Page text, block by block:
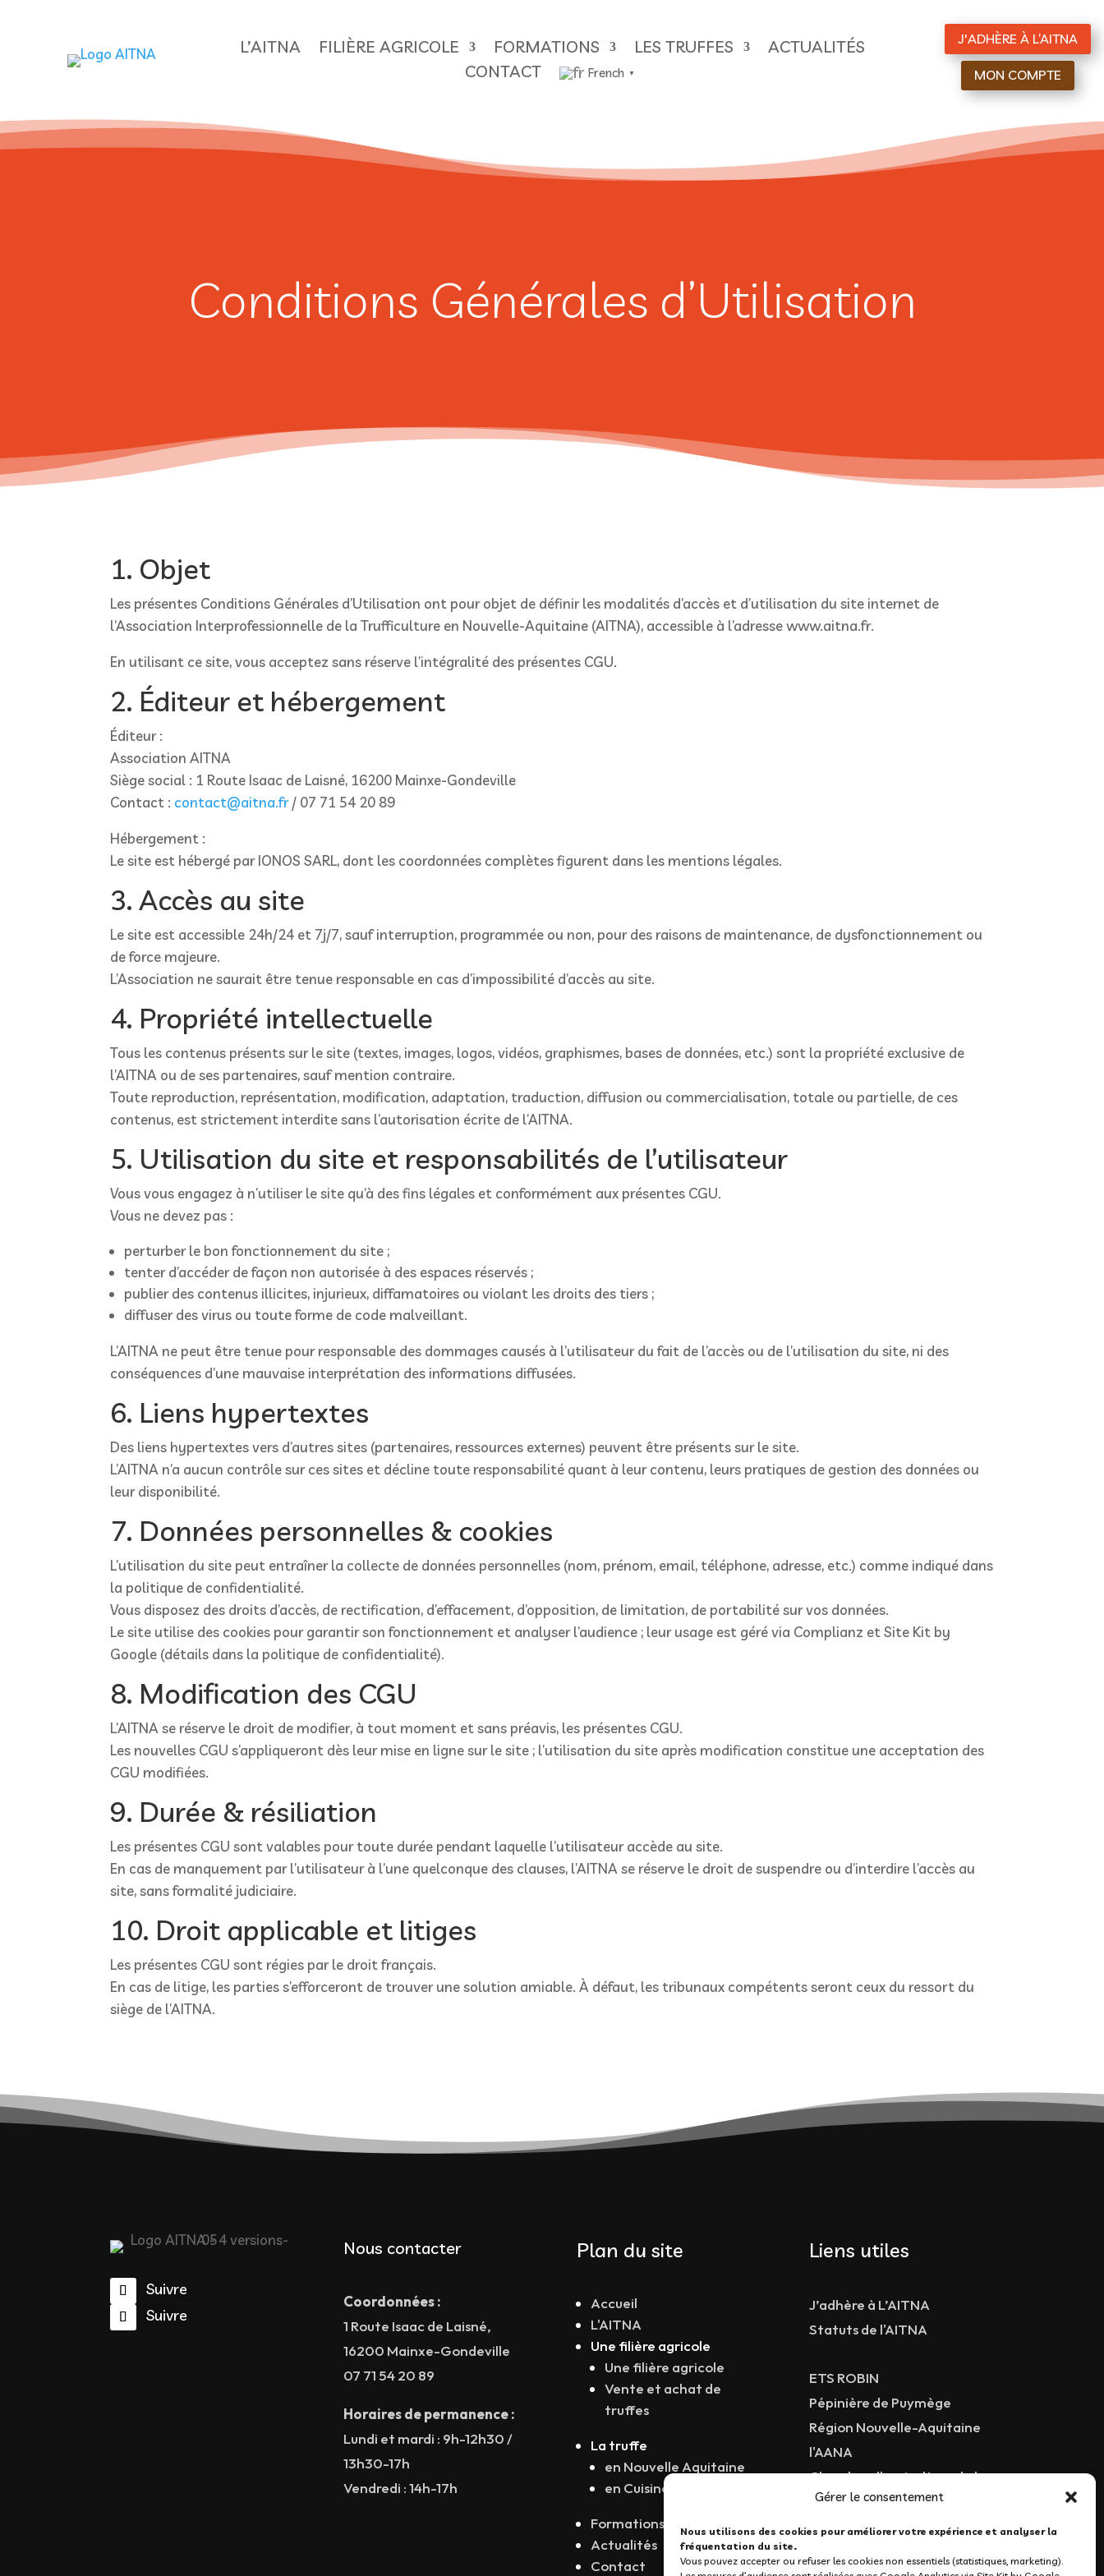
Gérer le consentement
Nous utilisons des cookies pour améliorer votre expérience et analyser la
fréquentation du site.
Vous pouvez accepter ou refuser les cookies non essentiels (statistiques, marketing).
L’AITNA FILIÈRE AGRICOLE FORMATIONS LES TRUFFES
ACTUALITÉS
CONTACT
French ▼
J'ADHÈRE À L’AITNA
MON COMPTE
Conditions Générales d’Utilisation
1. Objet
Les présentes Conditions Générales d’Utilisation ont pour objet de définir les modalités d’accès et d’utilisation du site internet de
l’Association Interprofessionnelle de la Trufficulture en Nouvelle-Aquitaine (AITNA), accessible à l’adresse www.aitna.fr.
En utilisant ce site, vous acceptez sans réserve l’intégralité des présentes CGU.
2. Éditeur et hébergement
Éditeur :
Association AITNA
Siège social : 1 Route Isaac de Laisné, 16200 Mainxe-Gondeville
Contact : contact@aitna.fr/ 07 71 54 20 89
Hébergement :
Le site est hébergé par IONOS SARL, dont les coordonnées complètes figurent dans les mentions légales.
3. Accès au site
Le site est accessible 24h/24 et 7j/7, sauf interruption, programmée ou non, pour des raisons de maintenance, de dysfonctionnement ou
de force majeure.
L’Association ne saurait être tenue responsable en cas d’impossibilité d’accès au site.
4. Propriété intellectuelle
Tous les contenus présents sur le site (textes, images, logos, vidéos, graphismes, bases de données, etc.) sont la propriété exclusive de
l’AITNA ou de ses partenaires, sauf mention contraire.
Toute reproduction, représentation, modification, adaptation, traduction, diffusion ou commercialisation, totale ou partielle, de ces
contenus, est strictement interdite sans l’autorisation écrite de l’AITNA.
5. Utilisation du site et responsabilités de l’utilisateur
Vous vous engagez à n’utiliser le site qu’à des fins légales et conformément aux présentes CGU.
Vous ne devez pas :
perturber le bon fonctionnement du site ;
tenter d’accéder de façon non autorisée à des espaces réservés ;
publier des contenus illicites, injurieux, diffamatoires ou violant les droits des tiers ;
diffuser des virus ou toute forme de code malveillant.
L’AITNA ne peut être tenue pour responsable des dommages causés à l’utilisateur du fait de l’accès ou de l’utilisation du site, ni des
conséquences d’une mauvaise interprétation des informations diffusées.
6. Liens hypertextes
Des liens hypertextes vers d’autres sites (partenaires, ressources externes) peuvent être présents sur le site.
L’AITNA n’a aucun contrôle sur ces sites et décline toute responsabilité quant à leur contenu, leurs pratiques de gestion des données ou
leur disponibilité.
7. Données personnelles & cookies
L’utilisation du site peut entraîner la collecte de données personnelles (nom, prénom, email, téléphone, adresse, etc.) comme indiqué dans
la politique de confidentialité.
Vous disposez des droits d’accès, de rectification, d’effacement, d’opposition, de limitation, de portabilité sur vos données.
Le site utilise des cookies pour garantir son fonctionnement et analyser l’audience ; leur usage est géré via Complianz et Site Kit by
Google (détails dans la politique de confidentialité).
8. Modification des CGU
L’AITNA se réserve le droit de modifier, à tout moment et sans préavis, les présentes CGU.
Les nouvelles CGU s’appliqueront dès leur mise en ligne sur le site ; l’utilisation du site après modification constitue une acceptation des
CGU modifiées.
9. Durée & résiliation
Les présentes CGU sont valables pour toute durée pendant laquelle l’utilisateur accède au site.
En cas de manquement par l’utilisateur à l’une quelconque des clauses, l’AITNA se réserve le droit de suspendre ou d’interdire l’accès au
site, sans formalité judiciaire.
10. Droit applicable et litiges
Les présentes CGU sont régies par le droit français.
En cas de litige, les parties s’efforceront de trouver une solution amiable. À défaut, les tribunaux compétents seront ceux du ressort du
siège de l’AITNA.
Suivre
Suivre
Nous contacter
Coordonnées :
1 Route Isaac de Laisné,
16200 Mainxe-Gondeville
07 71 54 20 89
Horaires de permanence :
Lundi et mardi : 9h-12h30 /
13h30-17h
Vendredi : 14h-17h
Plan du site
Accueil
L'AITNA
Une filière agricole
Une filière agricole
Vente et achat de
truffes
La truffe
en Nouvelle Aquitaine
en Cuisine
Formations
Actualités
Contact
Liens utiles
J’adhère à L’AITNA
Statuts de l'AITNA
ETS ROBIN
Pépinière de Puymège
Région Nouvelle-Aquitaine
l'AANA
Chambre d'agriculture de la
Charente